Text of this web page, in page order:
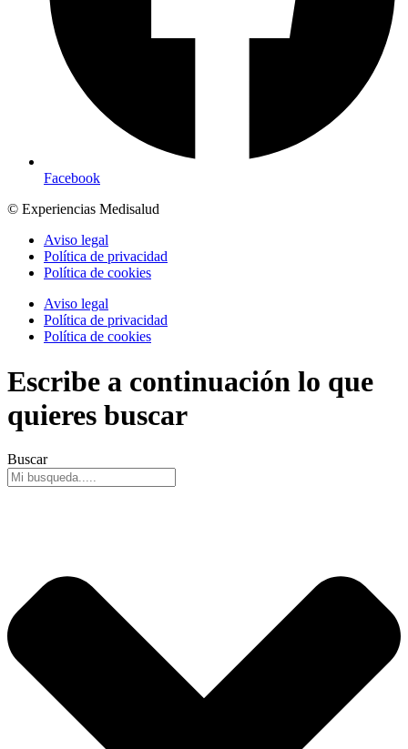
Facebook
© Experiencias Medisalud
Aviso legal
Política de privacidad
Política de cookies
Aviso legal
Política de privacidad
Política de cookies
Escribe a continuación lo que
quieres buscar
Buscar